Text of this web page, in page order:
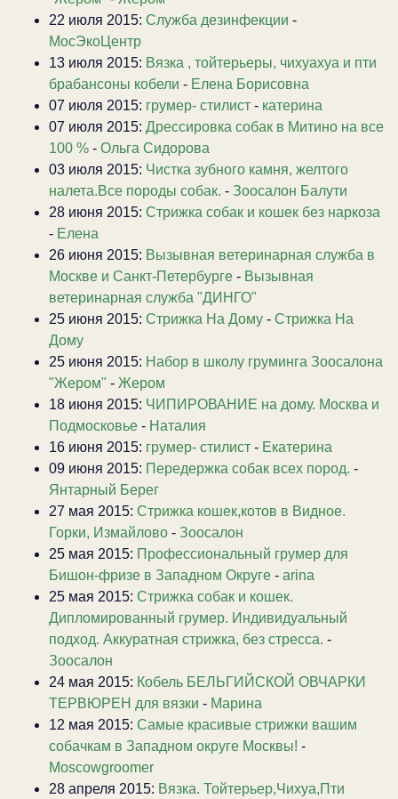
22 июля 2015: Служба дезинфекции -
МосЭкоЦентр
13 июля 2015: Вязка , тойтерьеры, чихуахуа и пти
брабансоны кобели - Елена Борисовна
07 июля 2015: грумер- стилист - катерина
07 июля 2015: Дрессировка собак в Митино на все
100 % - Ольга Сидорова
03 июля 2015: Чистка зубного камня, желтого
налета.Все породы собак. - Зоосалон Балути
28 июня 2015: Стрижка собак и кошек без наркоза
- Елена
26 июня 2015: Вызывная ветеринарная служба в
Москве и Санкт-Петербурге - Вызывная
ветеринарная служба "ДИНГО"
25 июня 2015: Стрижка На Дому - Стрижка На
Дому
25 июня 2015: Набор в школу груминга Зоосалона
"Жером" - Жером
18 июня 2015: ЧИПИРОВАНИЕ на дому. Москва и
Подмосковье - Наталия
16 июня 2015: грумер- стилист - Екатерина
09 июня 2015: Передержка собак всех пород. -
Янтарный Берег
27 мая 2015: Стрижка кошек,котов в Видное.
Горки, Измайлово - Зоосалон
25 мая 2015: Профессиональный грумер для
Бишон-фризе в Западном Округе - arina
25 мая 2015: Стрижка собак и кошек.
Дипломированный грумер. Индивидуальный
подход. Аккуратная стрижка, без стресса. -
Зоосалон
24 мая 2015: Кобель БЕЛЬГИЙСКОЙ ОВЧАРКИ
ТЕРВЮРЕН для вязки - Марина
12 мая 2015: Самые красивые стрижки вашим
собачкам в Западном округе Москвы! -
Moscowgroomer
28 апреля 2015: Вязка. Тойтерьер,Чихуа,Пти